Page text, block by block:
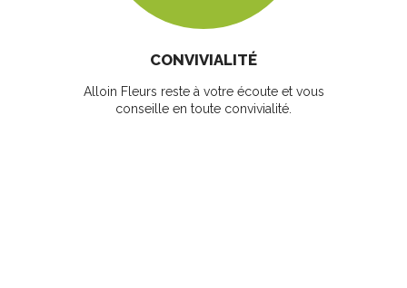
CONVIVIALITÉ
Alloin Fleurs reste à votre écoute et vous
conseille en toute convivialité.